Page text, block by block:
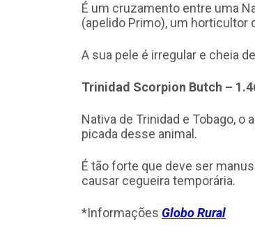
É um cruzamento entre uma
(apelido Primo), um horticultor
A sua pele é irregular e cheia
Trinidad Scorpion Butch –
Nativa de Trinidad e Tobago,
picada desse animal.
É tão forte que deve ser
causar cegueira temporária.
*Informações Globo Rural